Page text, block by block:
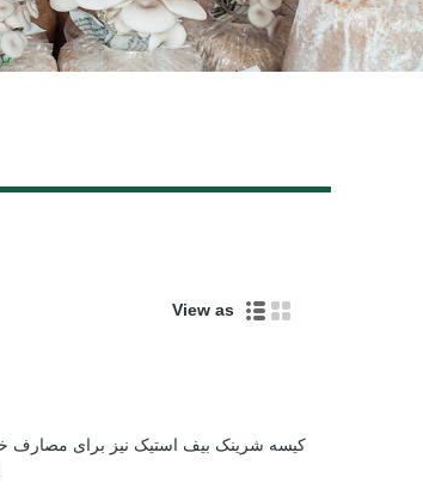
View as
کیسه شرینک بیف استیک نیز برای مصارف